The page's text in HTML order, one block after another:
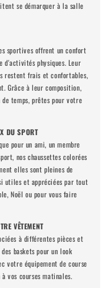
se démarquer à la salle
sportives offrent un confort
d'activités physiques. Leur
restent frais et confortables,
Grâce à leur composition,
de temps, prêtes pour votre
DU SPORT
pour un ami, un membre
nos chaussettes colorées
elles sont pleines de
utiles et appréciées par tout
Noël ou pour vous faire
VÊTEMENT
à différentes pièces et
baskets pour un look
votre équipement de course
vos courses matinales.